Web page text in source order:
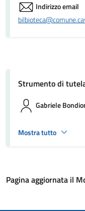
Indirizzo email
Strumento di
Gabriele
Mostra tutto
Pagina aggiornata il